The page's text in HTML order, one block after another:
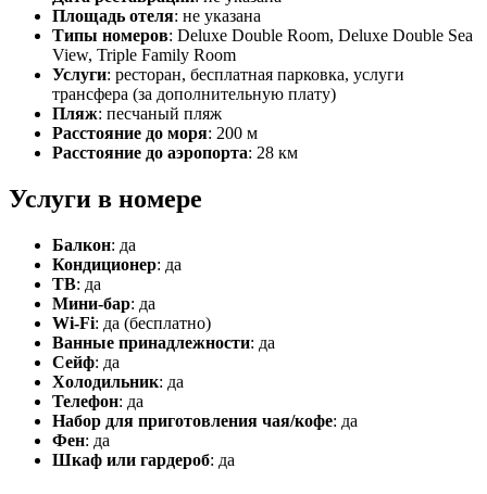
Площадь отеля: не указана
Типы номеров: Deluxe Double Room, Deluxe Double Sea
View, Triple Family Room
Услуги: ресторан, бесплатная парковка, услуги
трансфера (за дополнительную плату)
Пляж: песчаный пляж
Расстояние до моря: 200 м
Расстояние до аэропорта: 28 км
Услуги в номере
Балкон: да
Кондиционер: да
ТВ: да
Мини-бар: да
Wi-Fi: да (бесплатно)
Ванные принадлежности: да
Сейф: да
Холодильник: да
Телефон: да
Набор для приготовления чая/кофе: да
Фен: да
Шкаф или гардероб: да